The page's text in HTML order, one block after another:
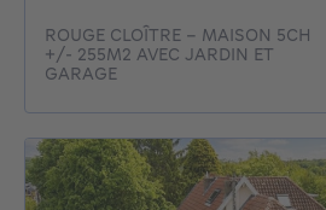
ROUGE CLOÎTRE - MAISON 5CH
+/- 255M2 AVEC JARDIN ET
GARAGE